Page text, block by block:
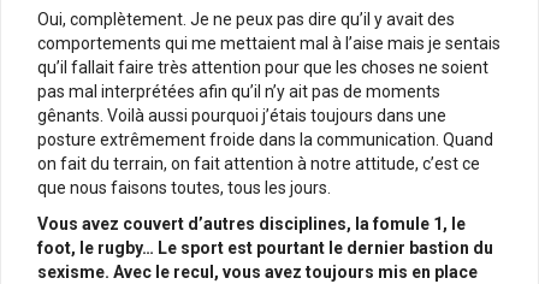
Oui, complètement. Je ne peux pas dire qu’il y avait des
comportements qui me mettaient mal à l’aise mais je sentais
qu’il fallait faire très attention pour que les choses ne soient
pas mal interprétées afin qu’il n’y ait pas de moments
gênants. Voilà aussi pourquoi j’étais toujours dans une
posture extrêmement froide dans la communication. Quand
on fait du terrain, on fait attention à notre attitude, c’est ce
que nous faisons toutes, tous les jours.
Vous avez couvert d’autres disciplines, la fomule 1, le
foot, le rugby… Le sport est pourtant le dernier bastion du
sexisme. Avec le recul, vous avez toujours mis en place